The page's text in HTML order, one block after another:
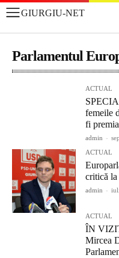
GIURGIU-NET
Parlamentul
ACTUAL
femeile
fi
admin -
ACTUAL
critică la
admin -
ACTUAL
ÎN
Mircea